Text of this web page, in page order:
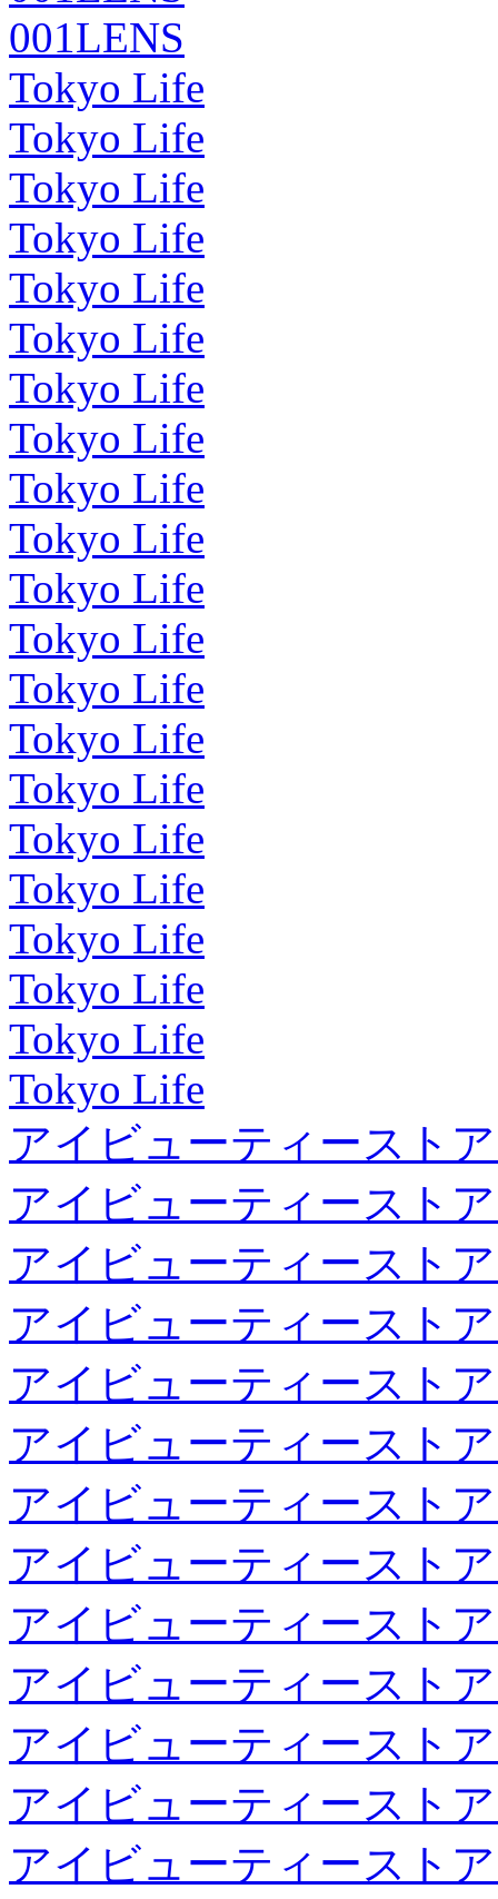
001LENS
Tokyo Life
Tokyo Life
Tokyo Life
Tokyo Life
Tokyo Life
Tokyo Life
Tokyo Life
Tokyo Life
Tokyo Life
Tokyo Life
Tokyo Life
Tokyo Life
Tokyo Life
Tokyo Life
Tokyo Life
Tokyo Life
Tokyo Life
Tokyo Life
Tokyo Life
Tokyo Life
Tokyo Life
アイビューティースト
アイビューティースト
アイビューティースト
アイビューティースト
アイビューティースト
アイビューティースト
アイビューティースト
アイビューティースト
アイビューティースト
アイビューティースト
アイビューティースト
アイビューティースト
アイビューティースト